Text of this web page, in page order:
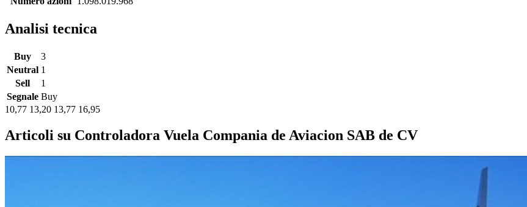
Analisi tecnica
Buy
3
Neutral 1
Sell
1
Segnale Buy
10,77 13,20 13,77 16,95
Articoli su Controladora Vuela Compania de Aviacion SAB de CV